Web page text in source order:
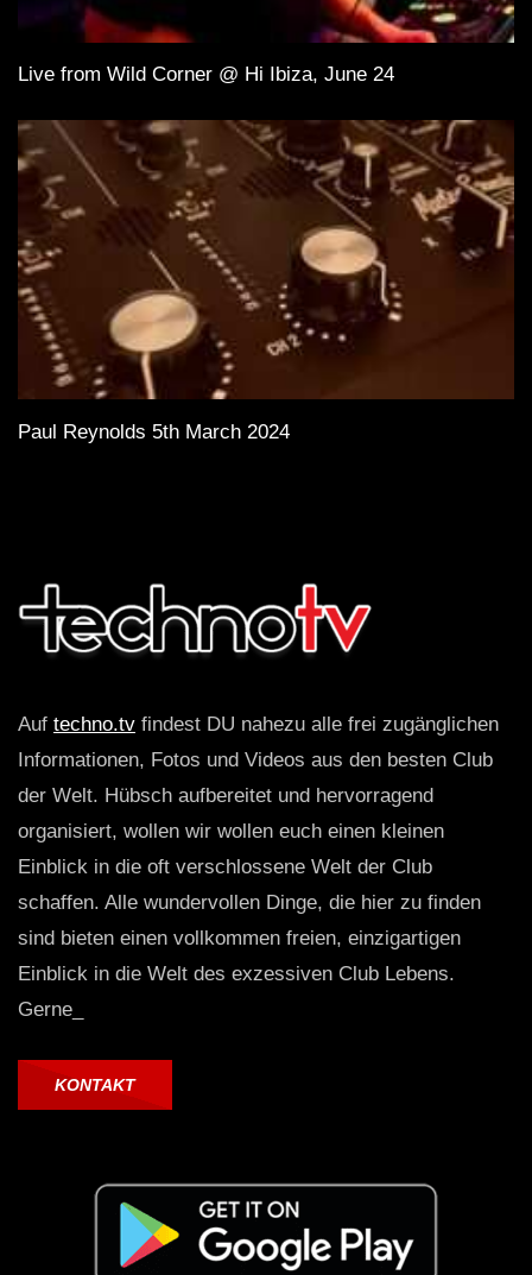
Live from Wild Corner @ Hi Ibiza, June 24
Paul Reynolds 5th March 2024
Auf techno.tv findest DU nahezu alle frei zugänglichen
Informationen, Fotos und Videos aus den besten Club
der Welt. Hübsch aufbereitet und hervorragend
organisiert, wollen wir wollen euch einen kleinen
Einblick in die oft verschlossene Welt der Club
schaffen. Alle wundervollen Dinge, die hier zu finden
sind bieten einen vollkommen freien, einzigartigen
Einblick in die Welt des exzessiven Club Lebens.
Gerne_
KONTAKT